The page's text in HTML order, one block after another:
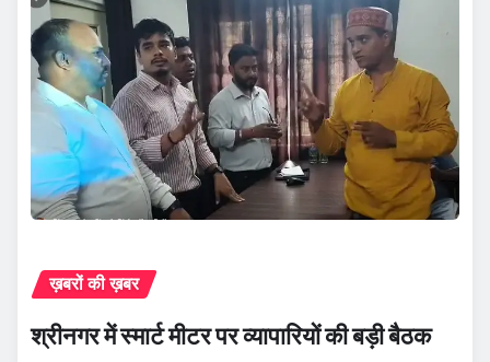
ख़बरों की ख़बर
श्रीनगर में स्मार्ट मीटर पर व्यापारियों की बड़ी बैठक